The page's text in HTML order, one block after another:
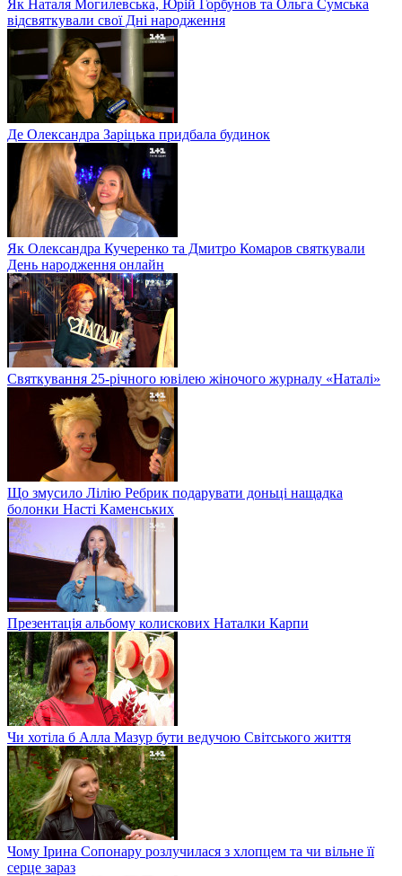
Як Наталя Могилевська, Юрій Горбунов та Ольга Сумська
відсвяткували свої Дні народження
Де Олександра Заріцька придбала будинок
Як Олександра Кучеренко та Дмитро Комаров святкували
День народження онлайн
Святкування 25-річного ювілею жіночого журналу «Наталі»
Що змусило Лілію Ребрик подарувати доньці нащадка
болонки Насті Каменських
Презентація альбому колискових Наталки Карпи
Чи хотіла б Алла Мазур бути ведучою Світського життя
Чому Ірина Сопонару розлучилася з хлопцем та чи вільне її
серце зараз